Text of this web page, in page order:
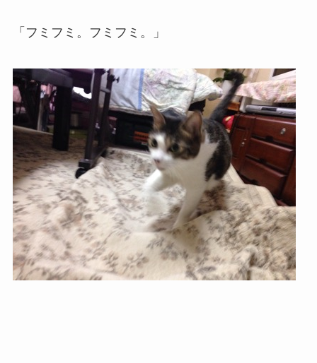
「フミフミ。フミフミ。」